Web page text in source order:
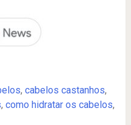
, cabelos castanhos,
, como hidratar os cabelos,